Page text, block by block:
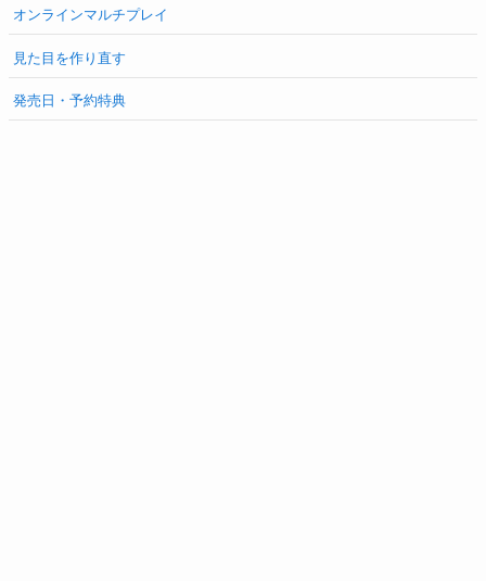
オンラインマルチプレイ
見た目を作り直す
発売日・予約特典